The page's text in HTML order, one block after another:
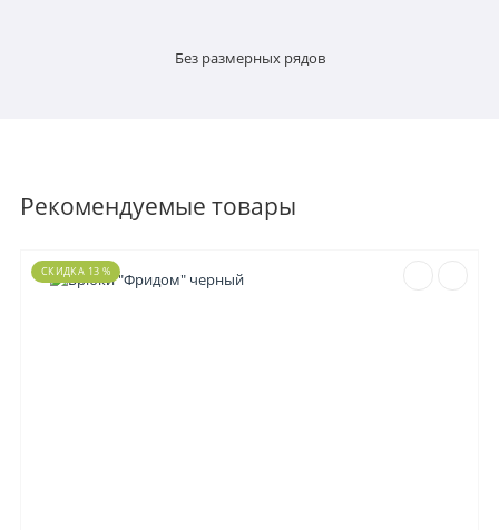
Без размерных рядов
Рекомендуемые товары
СКИДКА 13 %